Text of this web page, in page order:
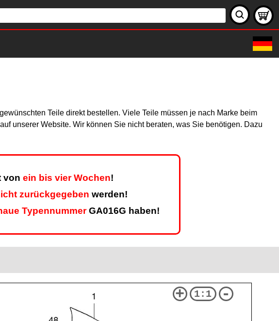
Teile direkt bestellen. Viele Teile müssen je nach Marke beim
unserer Website. Wir können Sie nicht beraten, was Sie benötigen. Dazu
von ein bis vier Wochen!
zurückgegeben werden!
TypennummerGA016G haben!
+ 1:1 -